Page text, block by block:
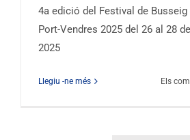
4a edició del Festival de
Port-Vendres 2025 del 26 al 28
2025
Llegiu -ne més Els